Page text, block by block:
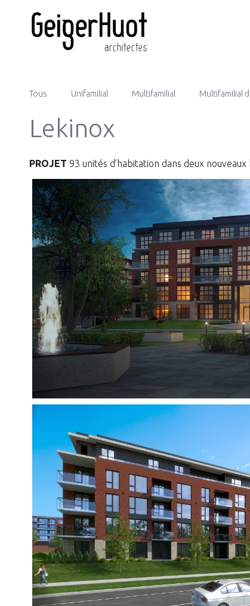
Tous Unifamilial Multifamilial Multifamilial
Lekinox
PROJET 93 unités d’habitation dans deux nouveaux